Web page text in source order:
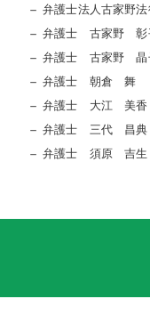
弁護士法人古家野
弁護士 古家野 彰
弁護士 古家野 晶
弁護士 朝倉 舞
弁護士 大江 美香
弁護士 三代 昌典
弁護士 須原 吉生